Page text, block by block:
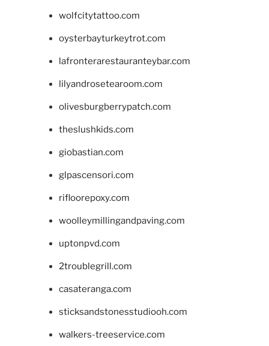
wolfcitytattoo.com
oysterbayturkeytrot.com
lafronterarestauranteybar.com
lilyandrosetearoom.com
olivesburgberrypatch.com
theslushkids.com
giobastian.com
glpascensori.com
rifloorepoxy.com
woolleymillingandpaving.com
uptonpvd.com
2troublegrill.com
casateranga.com
sticksandstonesstudiooh.com
walkers-treeservice.com